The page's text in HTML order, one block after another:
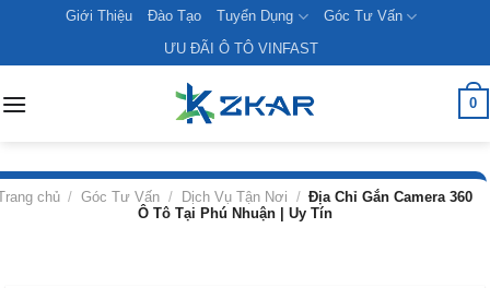
content
Giới Thiệu Đào Tạo Tuyển Dụng
Góc Tư Vấn
ƯU ĐÃI Ô TÔ VINFAST
0
chủ / Góc Tư Vấn / Dịch Vụ Tận Nơi / Địa Chỉ Gắn Camera 360
Ô Tô Tại Phú Nhuận | Uy Tín